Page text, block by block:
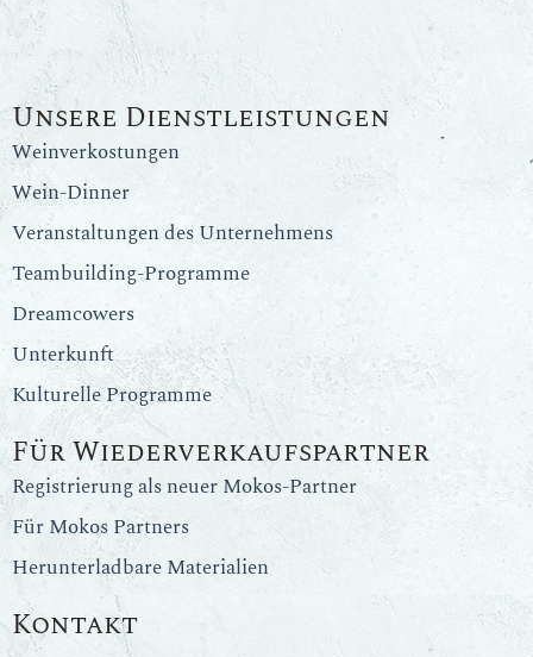
Unsere Dienstleistungen
Weinverkostungen
Wein-Dinner
Veranstaltungen des Unternehmens
Teambuilding-Programme
Dreamcowers
Unterkunft
Kulturelle Programme
Für Wiederverkaufspartner
Registrierung als neuer Mokos-Partner
Für Mokos Partners
Herunterladbare Materialien
Kontakt